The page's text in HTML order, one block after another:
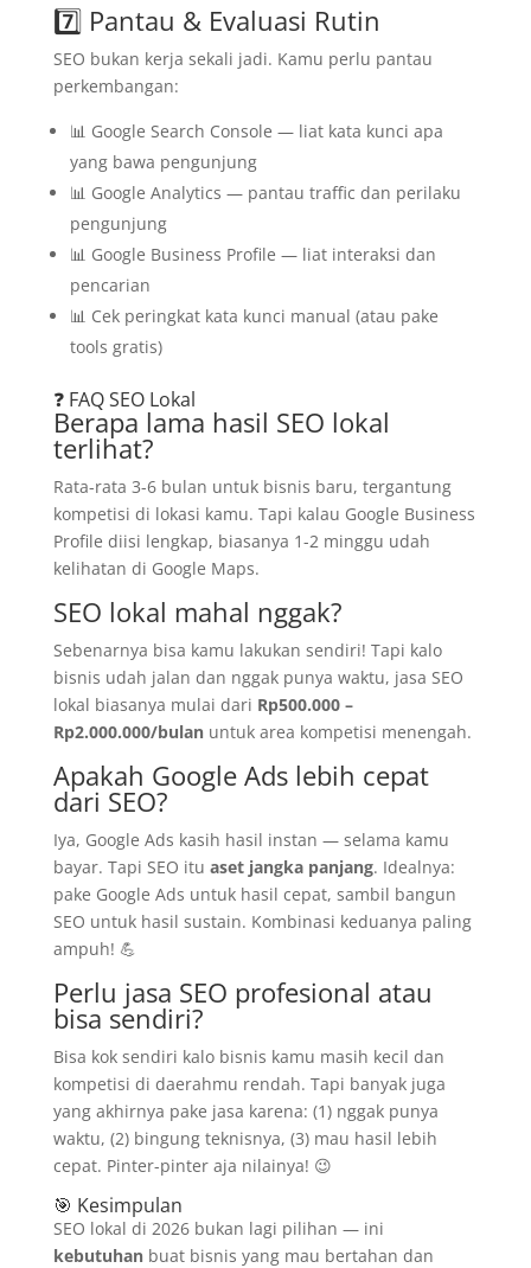
7️⃣ Pantau & Evaluasi Rutin
SEO bukan kerja sekali jadi. Kamu perlu pantau
perkembangan:
📊 Google Search Console — liat kata kunci apa
yang bawa pengunjung
📊 Google Analytics — pantau traffic dan perilaku
pengunjung
📊 Google Business Profile — liat interaksi dan
pencarian
📊 Cek peringkat kata kunci manual (atau pake
tools gratis)
❓ FAQ SEO Lokal
Berapa lama hasil SEO lokal
terlihat?
Rata-rata 3-6 bulan untuk bisnis baru, tergantung
kompetisi di lokasi kamu. Tapi kalau Google Business
Profile diisi lengkap, biasanya 1-2 minggu udah
kelihatan di Google Maps.
SEO lokal mahal nggak?
Sebenarnya bisa kamu lakukan sendiri! Tapi kalo
bisnis udah jalan dan nggak punya waktu, jasa SEO
lokal biasanya mulai dari Rp500.000 –
Rp2.000.000/bulanuntuk area kompetisi menengah.
Apakah Google Ads lebih cepat
dari SEO?
Iya, Google Ads kasih hasil instan — selama kamu
bayar. Tapi SEO itu aset jangka panjang. Idealnya:
pake Google Ads untuk hasil cepat, sambil bangun
SEO untuk hasil sustain. Kombinasi keduanya paling
ampuh! 💪
Perlu jasa SEO profesional atau
bisa sendiri?
Bisa kok sendiri kalo bisnis kamu masih kecil dan
kompetisi di daerahmu rendah. Tapi banyak juga
yang akhirnya pake jasa karena: (1) nggak punya
waktu, (2) bingung teknisnya, (3) mau hasil lebih
cepat. Pinter-pinter aja nilainya! 😉
🎯 Kesimpulan
SEO lokal di 2026 bukan lagi pilihan — ini
kebutuhanbuat bisnis yang mau bertahan dan